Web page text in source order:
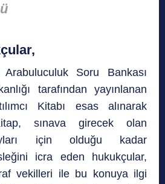
Soru Bankası
tarafından yayınlanan
Kitabı esas alınarak
sınava girecek olan
için olduğu kadar
icra eden hukukçular,
vekilleri ile bu konuya ilgi